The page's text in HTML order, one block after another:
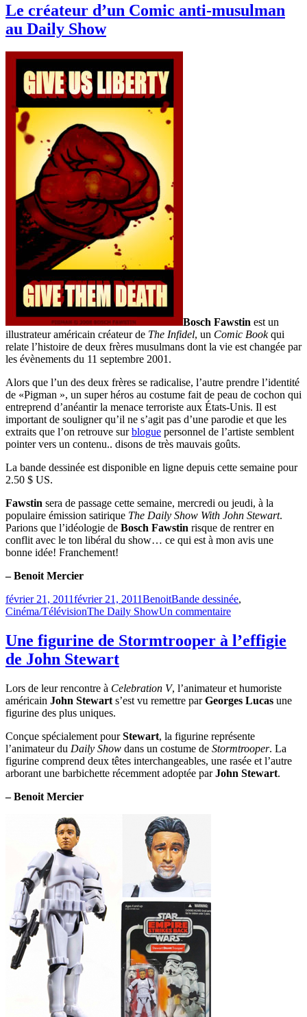
Le créateur d’un Comic anti-musulman
au Daily Show
Bosch Fawstin est un
illustrateur américain créateur de The Infidel, un Comic Bookqui
relate l’histoire de deux frères musulmans dont la vie est changée par
les évènements du 11 septembre 2001.
Alors que l’un des deux frères se radicalise, l’autre prendre l’identité
de «Pigman », un super héros au costume fait de peau de cochon qui
entreprend d’anéantir la menace terroriste aux États-Unis. Il est
important de souligner qu’il ne s’agit pas d’une parodie et que les
extraits que l’on retrouve surblogue personnel de l’artiste semblent
pointer vers un contenu.. disons de très mauvais goûts.
La bande dessinée est disponible en ligne depuis cette semaine pour
2.50 $ US.
Fawstin sera de passage cette semaine, mercredi ou jeudi, à la
populaire émission satirique The Daily Show With John Stewart.
Parions que l’idéologie de Bosch Fawstin risque de rentrer en
conflit avec le ton libéral du show… ce qui est à mon avis une
bonne idée! Franchement!
– Benoit Mercier
Publié
le
février 21, 2011février 21, 2011BenoitCatégories
Bande dessinée,
Cinéma/TélévisionÉtiquettes
The Daily ShowUn commentairesur
créateur
d’un
musulman
au
Daily
Une figurine de Stormtrooper à l’effigie
de John Stewart
Lors de leur rencontre à Celebration V, l’animateur et humoriste
américain John Stewart s’est vu remettre parGeorges Lucas une
figurine des plus uniques.
Conçue spécialement pourStewart, la figurine représente
l’animateur du Daily Show dans un costume de Stormtrooper. La
figurine comprend deux têtes interchangeables, une rasée et l’autre
arborant une barbichette récemment adoptée parJohn Stewart.
– Benoit Mercier